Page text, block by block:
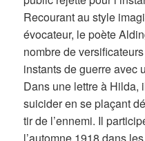
Recourant au style
évocateur, le poète
nombre de
instants de guerre avec
Dans une lettre à Hilda,
suicider en se plaçant
tir de l’ennemi. Il